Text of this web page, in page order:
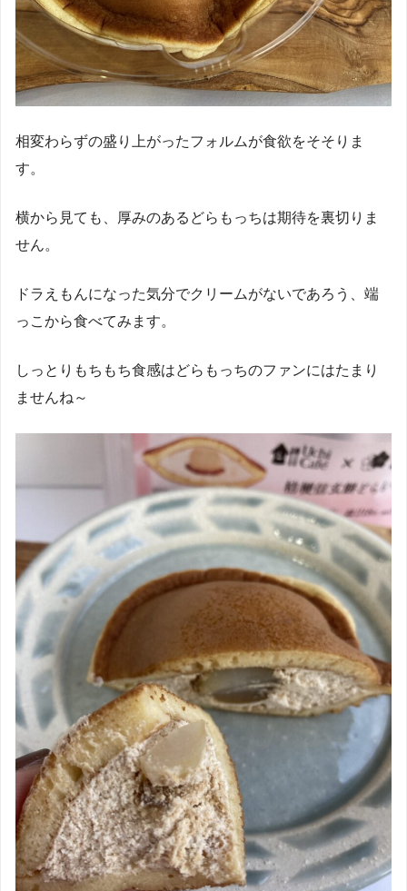
相変わらずの盛り上がったフォルムが食欲をそそりま
す。
横から見ても、厚みのあるどらもっちは期待を裏切りま
せん。
ドラえもんになった気分でクリームがないであろう、端
っこから食べてみます。
しっとりもちもち食感はどらもっちのファンにはたまり
ませんね～